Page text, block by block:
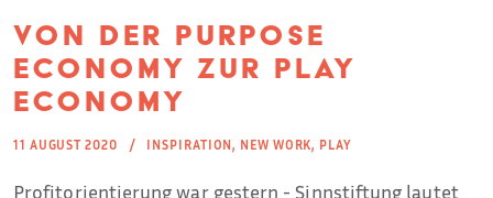
Von der Purpose
Economy zur Play
Economy
11 AUGUST 2020 INSPIRATION, NEW WORK, PLAY
Profitorientierung war gestern - Sinnstiftung lautet